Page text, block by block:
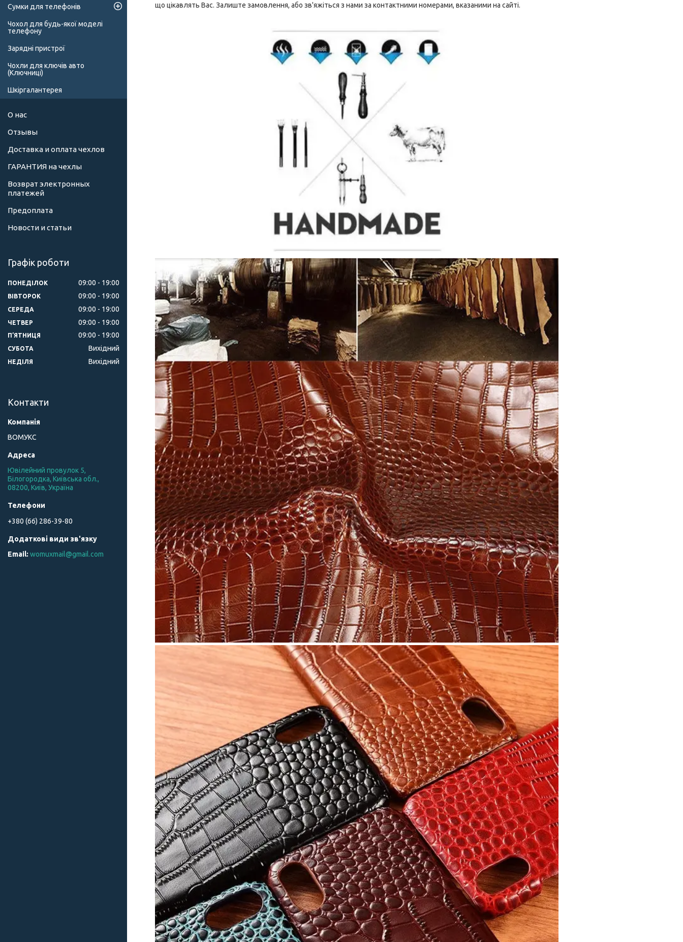
що цікавлять Вас. Залиште замовлення, або зв'яжіться з нами за контактними номерами, вказаними на сайті.
Сумки для телефонів
Чохол для будь-якої моделі
телефону
Зарядні пристрої
Чохли для ключів авто
(Ключниці)
Шкіргалантерея
О нас
Отзывы
Доставка и оплата чехлов
ГАРАНТИЯ на чехлы
Возврат электронных
платежей
Предоплата
Новости и статьи
Графік роботи
ПОНЕДІЛОК 09:00 19:00
ВІВТОРОК 09:00 19:00
СЕРЕДА 09:00 19:00
ЧЕТВЕР 09:00 19:00
ПʼЯТНИЦЯ 09:00 19:00
СУБОТА Вихідний
НЕДІЛЯ Вихідний
Контакти
ВОМУКС
Ювілейний провулок 5,
Білогородка, Київська обл.,
08200, Київ, Україна
+380 (66) 286-39-80
womuxmail@gmail.com